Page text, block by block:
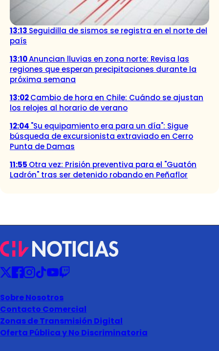
13:13 Seguidilla de sismos se registra en el norte del
país
13:10Anuncian lluvias en zona norte: Revisa las
regiones que esperan precipitaciones durante la
próxima semana
13:02Cambio de hora en Chile: Cuándo se ajustan
los relojes al horario de verano
12:04 "Su equipamiento era para un día": Sigue
búsqueda de excursionista extraviado en Cerro
Punta de Damas
11:55 Otra vez: Prisión preventiva para el "Guatón
Ladrón" tras ser detenido robando en Peñaflor
Sobre Nosotros
Contacto Comercial
Zonas de Transmisión Digital
Oferta Pública y No Discriminatoria